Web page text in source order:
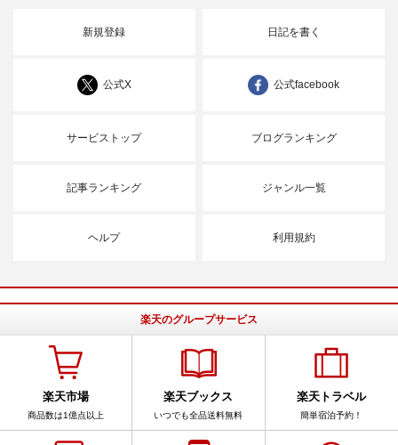
新規登録 日記を書く
公式X 公式facebook
サービストップ ブログランキング
記事ランキング ジャンル一覧
ヘルプ 利用規約
楽天のグループサービス
楽天市場
商品数は1億点以上
楽天ブックス
いつでも全品送料無料
楽天トラベル
簡単宿泊予約！